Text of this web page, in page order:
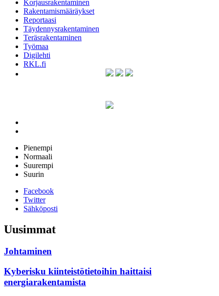
Korjausrakentaminen
Rakentamismääräykset
Reportaasi
Täydennysrakentaminen
Teräsrakentaminen
Työmaa
Digilehti
RKL.fi
Pienempi
Normaali
Suurempi
Suurin
Facebook
Twitter
Sähköposti
Uusimmat
Johtaminen
Kyberisku kiinteistötietoihin haittaisi
energiarakentamista